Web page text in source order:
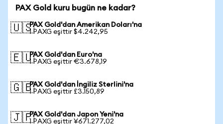
PAX Gold kuru bugün ne kadar?
🇺🇸PAX Gold'dan Amerikan Doları'na
1 PAXG eşittir $4.242,95
🇪🇺PAX Gold'dan Euro'na
1 PAXG eşittir €3.678,19
🇬🇧PAX Gold'dan İngiliz Sterlini'na
1 PAXG eşittir £3.150,89
🇯🇵PAX Gold'dan Japon Yeni'na
1 PAXG eşittir ¥671.277,02